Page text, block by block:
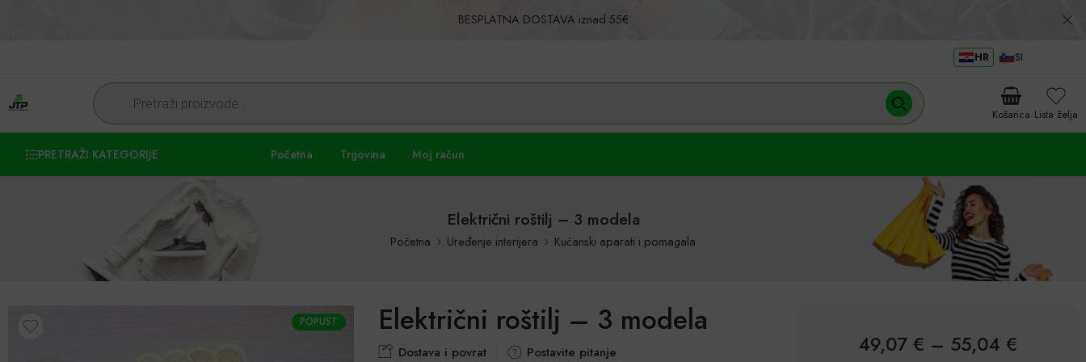
BESPLATNA DOSTAVA iznad 55€
HR SI
Košarica Lista želja
PRETRAŽI KATEGORIJE Početna Trgovina Moj račun
Električni roštilj – 3 modela
Početna Uređenje interijera Kućanski aparati i pomagala
POPUST Električni roštilj – 3 modela
Dostava i povrat Postavite pitanje 49,07 € – 55,04 €